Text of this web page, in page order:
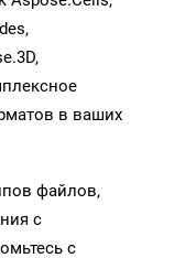
в ваших
файлов,
с
с